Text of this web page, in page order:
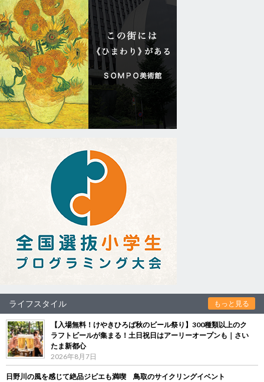
ライフスタイル もっと見る
【入場無料！けやきひろば秋のビール祭り】300種類以上のク
ラフトビールが集まる！土日祝日はアーリーオープンも｜さい
たま新都心
2026年8月7日
日野川の風を感じて絶品ジビエも満喫 鳥取のサイクリングイベント